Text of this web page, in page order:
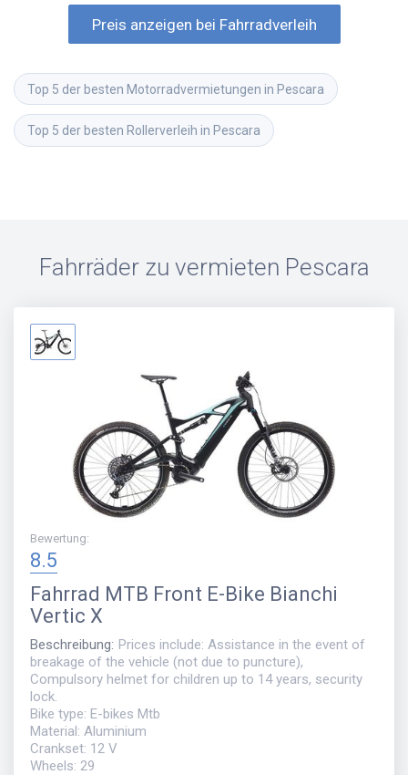
Preis anzeigen bei Fahrradverleih
Top 5 der besten Motorradvermietungen in Pescara
Top 5 der besten Rollerverleih in Pescara
Fahrräder zu vermieten Pescara
Bewertung:
8.5
Fahrrad MTB Front E-Bike Bianchi
Vertic X
Beschreibung: Prices include: Assistance in the event of
breakage of the vehicle (not due to puncture),
Compulsory helmet for children up to 14 years, security
lock.
Bike type: E-bikes Mtb
Material: Aluminium
Crankset: 12 V
Wheels: 29